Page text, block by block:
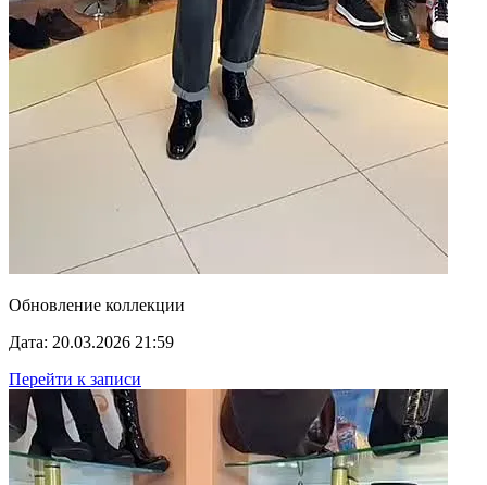
Обновление коллекции
Дата: 20.03.2026 21:59
Перейти к записи